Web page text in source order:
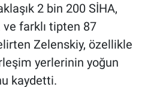
2 bin 200 SİHA,
farklı tipten 87
Zelenskiy, özellikle
yerlerinin yoğun
kaydetti.